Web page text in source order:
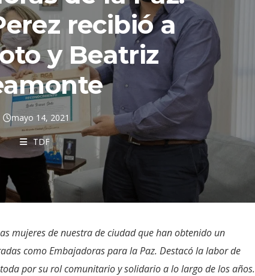
recibió a
y Beatriz
mayo 14, 2021
TDF
mujeres de nuestra de ciudad que han obtenido un
como Embajadoras para la Paz. Destacó la labor de
por su rol comunitario y solidario a lo largo de los años.